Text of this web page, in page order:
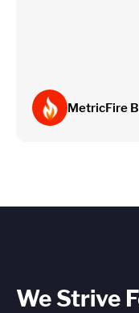
MetricFire
We Strive